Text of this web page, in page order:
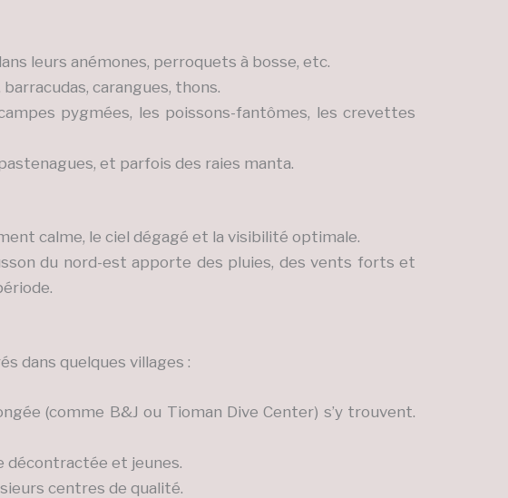
leurs anémones, perroquets à bosse, etc.
carangues, thons.
pygmées, les poissons-fantômes, les crevettes
et parfois des raies manta.
calme, le ciel dégagé et la visibilité optimale.
du nord-est apporte des pluies, des vents forts et
dans quelques villages :
(comme B&J ou Tioman Dive Center) s’y trouvent.
décontractée et jeunes.
centres de qualité.